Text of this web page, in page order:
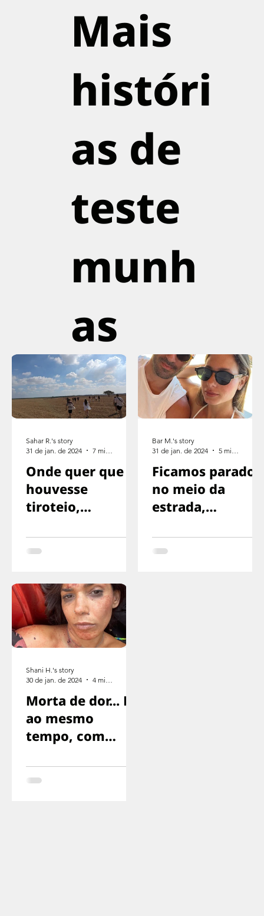
Mais
históri
as de
teste
munh
as
Onde quer que
houvesse
tiroteio,
direção oposta
Sahar R.'s story
31 de jan. de 2024
Ficamos parados
no meio da
estrada,
sinalizando para
o motorista
Bar M.'s story
31 de jan. de 2024
Morta de dor... E
ao mesmo
tempo, com
com medo de
que nos
Shani H.'s story
30 de jan. de 2024